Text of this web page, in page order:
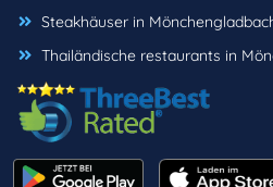
Steakhäuser in
Thailändische restaurants in